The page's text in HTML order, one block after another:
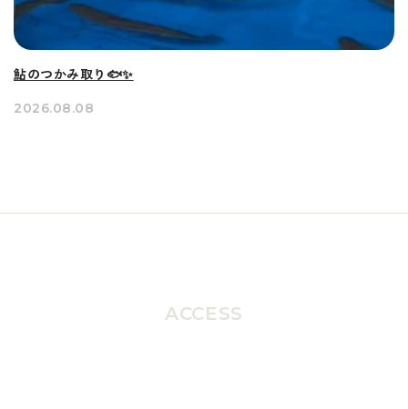
鮎のつかみ取り🐟✨
2026.08.08
ACCESS